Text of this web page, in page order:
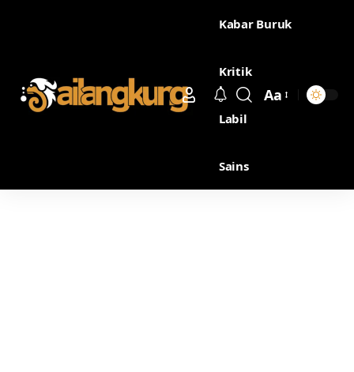
Kabar Buruk
Kritik
Labil
Sains
Aa